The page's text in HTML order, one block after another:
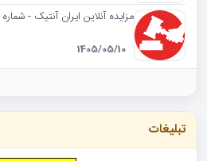
مزایده آنلاین ایران آنتیک - شماره 196
1405/05/10
تبلیغات